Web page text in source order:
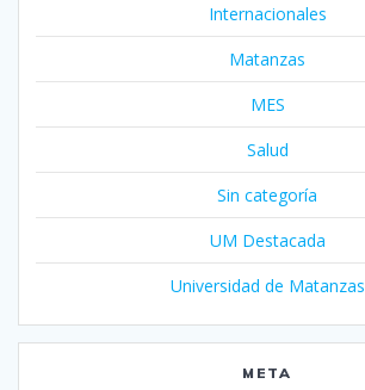
Internacionales
Matanzas
MES
Salud
Sin categoría
UM Destacada
Universidad de Matanzas
META